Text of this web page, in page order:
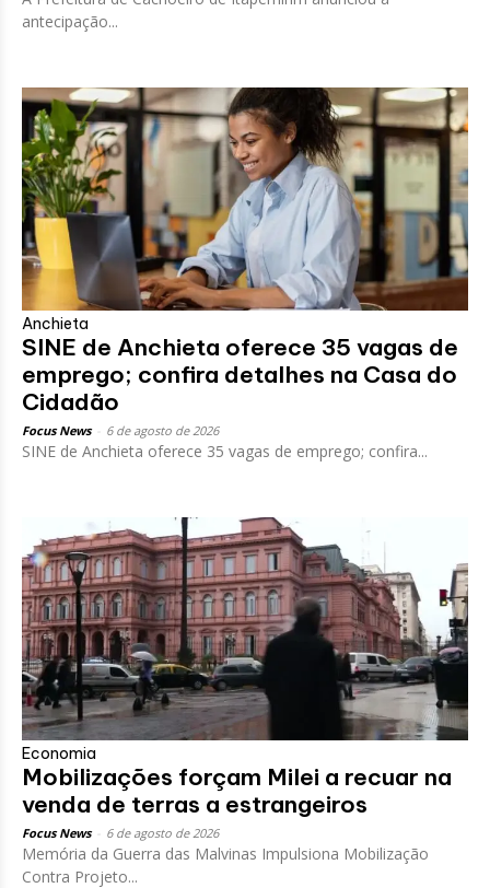
antecipação...
Anchieta
SINE de Anchieta oferece 35 vagas de
emprego; confira detalhes na Casa do
Cidadão
Focus News 6 de agosto de 2026
SINE de Anchieta oferece 35 vagas de emprego; confira...
Economia
Mobilizações forçam Milei a recuar na
venda de terras a estrangeiros
Focus News 6 de agosto de 2026
Memória da Guerra das Malvinas Impulsiona Mobilização
Contra Projeto...